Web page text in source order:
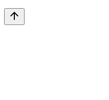
arrow_upward